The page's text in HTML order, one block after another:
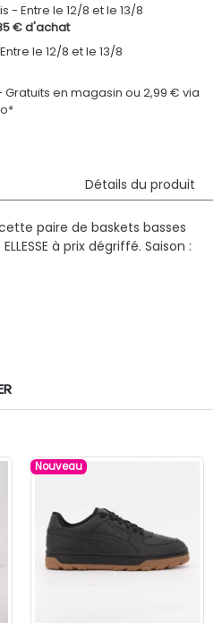
Entre le 12/8 et le 13/8
€ d'achat
Entre le 12/8 et le 13/8
Gratuits en magasin ou 2,99 € via
Détails du produit
paire de baskets basses
à prix dégriffé. Saison :
Nouveau